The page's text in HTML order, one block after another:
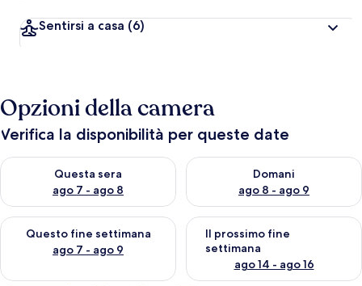
Sentirsi a casa (6)
Opzioni della camera
Verifica la disponibilità per queste date
Questa sera
ago 7 - ago 8
Verifica la disponibilità per questa sera, ago 7 - ago 8
Domani
ago 8 - ago 9
Verifica la disponibilità per
Questo fine settimana
ago 7 - ago 9
Verifica la disponibilità per questo fine settimana, ago 7 - ago
Il prossimo fine
settimana
ago 14 - ago 16
Verifica la disponibilità per il